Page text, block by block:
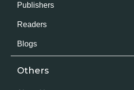
Publishers
Readers
Blogs
Others